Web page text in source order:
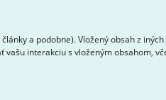
a podobne). Vložený obsah z
interakciu s vloženým obsahom,